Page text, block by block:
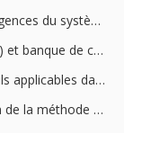
SVC contre. STATCOM : en quoi les exigences du système de refroidissement diffèrent
Générateur de variables statiques (SVG) et banque de condensateurs : différences clés
Les générateurs de var statiques sont-ils applicables dans toutes les industries et tous les secteurs ?
Quels facteurs déterminent la sélection de la méthode de refroidissement STATCOM